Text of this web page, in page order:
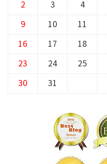
2 3 4
9 10 11
16 17 18
23 24 25
30 31